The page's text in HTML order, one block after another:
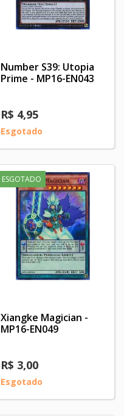
Number S39: Utopia
Prime - MP16-EN043
R$ 4,95
Esgotado
ESGOTADO
Xiangke Magician -
MP16-EN049
R$ 3,00
Esgotado